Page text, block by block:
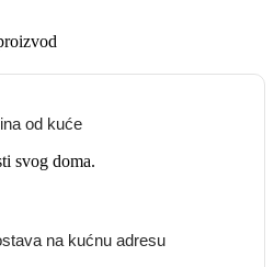
od kuće
svog doma.
na kućnu adresu